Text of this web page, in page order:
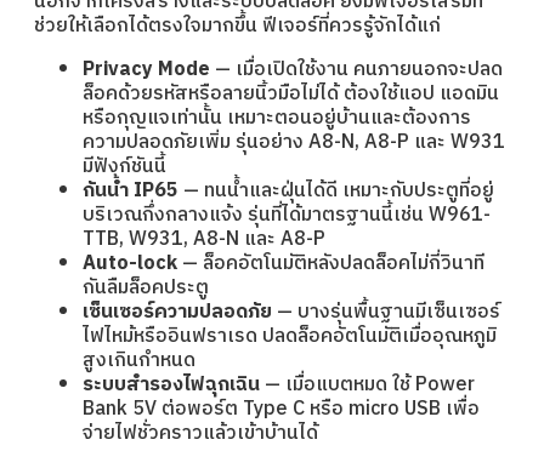
ช่วยให้เลือกได้ตรงใจมากขึ้น ฟีเจอร์ที่ควรรู้จักได้แก่
Privacy Mode — เมื่อเปิดใช้งาน คนภายนอกจะปลด
ล็อคด้วยรหัสหรือลายนิ้วมือไม่ได้ ต้องใช้แอป แอดมิน
หรือกุญแจเท่านั้น เหมาะตอนอยู่บ้านและต้องการ
ความปลอดภัยเพิ่ม รุ่นอย่าง A8-N, A8-P และ W931
มีฟังก์ชันนี้
กันน้ำ IP65 — ทนน้ำและฝุ่นได้ดี เหมาะกับประตูที่อยู่
บริเวณกึ่งกลางแจ้ง รุ่นที่ได้มาตรฐานนี้เช่น W961-
TTB, W931, A8-N และ A8-P
Auto-lock— ล็อคอัตโนมัติหลังปลดล็อคไม่กี่วินาที
กันลืมล็อคประตู
เซ็นเซอร์ความปลอดภัย — บางรุ่นพื้นฐานมีเซ็นเซอร์
ไฟไหม้หรืออินฟราเรด ปลดล็อคอัตโนมัติเมื่ออุณหภูมิ
สูงเกินกำหนด
ระบบสำรองไฟฉุกเฉิน— เมื่อแบตหมด ใช้ Power
Bank 5V ต่อพอร์ต Type C หรือ micro USB เพื่อ
จ่ายไฟชั่วคราวแล้วเข้าบ้านได้